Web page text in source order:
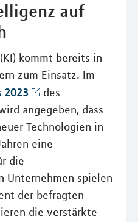
auf
kommt bereits in
zum Einsatz. Im
2023
des
angegeben, dass
Technologien in
eine
die
Unternehmen spielen
der befragten
die verstärkte